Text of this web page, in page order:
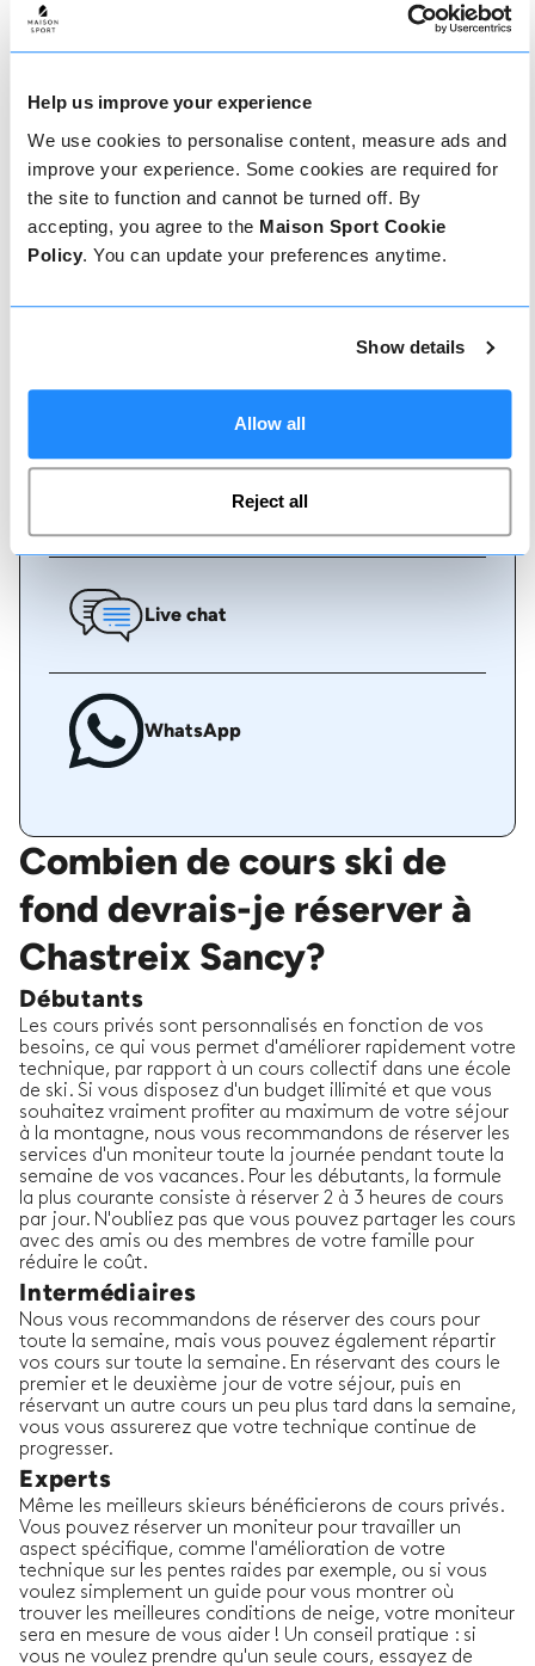
Help us improve your experience
We use cookies to personalise content, measure ads and
improve your experience. Some cookies are required for
the site to function and cannot be turned off. By
accepting, you agree to the Maison Sport Cookie
Policy. You can update your preferences anytime.
Show details
Allow all
Reject all
types de cours de ski ou de snowboard qu'il a
Comment réserver
Réserver avec nous ne pourrait pas être plus
simple, notre équipe amicale et experte est
toujours prête à vous aider - réservez
Appelez-nous
Live chat
WhatsApp
Combien de cours ski de
fond devrais-je réserver à
Chastreix Sancy?
Débutants
Les cours privés sont personnalisés en fonction de vos
besoins, ce qui vous permet d'améliorer rapidement votre
technique, par rapport à un cours collectif dans une école
de ski. Si vous disposez d'un budget illimité et que vous
souhaitez vraiment profiter au maximum de votre séjour
à la montagne, nous vous recommandons de réserver les
services d'un moniteur toute la journée pendant toute la
semaine de vos vacances. Pour les débutants, la formule
la plus courante consiste à réserver 2 à 3 heures de cours
par jour. N'oubliez pas que vous pouvez partager les cours
avec des amis ou des membres de votre famille pour
réduire le coût.
Intermédiaires
Nous vous recommandons de réserver des cours pour
toute la semaine, mais vous pouvez également répartir
vos cours sur toute la semaine. En réservant des cours le
premier et le deuxième jour de votre séjour, puis en
réservant un autre cours un peu plus tard dans la semaine,
vous vous assurerez que votre technique continue de
progresser.
Experts
Même les meilleurs skieurs bénéficierons de cours privés.
Vous pouvez réserver un moniteur pour travailler un
aspect spécifique, comme l'amélioration de votre
technique sur les pentes raides par exemple, ou si vous
voulez simplement un guide pour vous montrer où
trouver les meilleures conditions de neige, votre moniteur
sera en mesure de vous aider ! Un conseil pratique : si
vous ne voulez prendre qu'un seule cours, essayez de